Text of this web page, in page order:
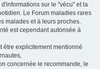
sur le "vécu" et la
Le Forum maladies rares
malades et à leurs proches.
est cependant autorisée à
être explicitement mentionné
concernée le recommande, le